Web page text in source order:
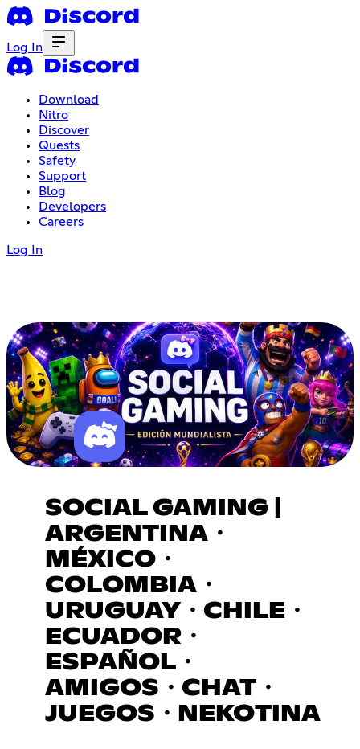
Log In
Download
Nitro
Discover
Quests
Safety
Support
Blog
Developers
Careers
Log In
SOCIAL GAMING |
ARGENTINA・
MÉXICO・
COLOMBIA・
URUGUAY・CHILE・
ECUADOR・
ESPAÑOL・
AMIGOS・CHAT・
JUEGOS・NEKOTINA